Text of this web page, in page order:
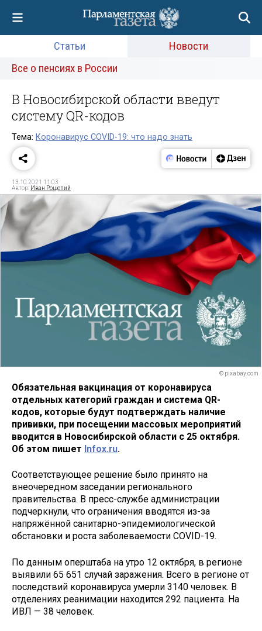
Статьи
Новости
Все о пенсиях в России
В Новосибирской области введут
систему QR-кодов
Тема: Коронавирус COVID-19: что надо знать
13.10.2021 11:03
Автор: Иван Рощепий
© pixabay.com
Обязательная вакцинация от коронавируса
отдельных категорий граждан и система QR-
кодов, которые будут подтверждать наличие
прививки, при посещении массовых мероприятий
вводится в Новосибирской области с 25 октября.
Об этом пишет Infox.ru.
Соответствующее решение было принято на
внеочередном заседании регионального
правительства. В пресс-службе администрации
подчеркнули, что ограничения вводятся из-за
напряжённой санитарно-эпидемиологической
обстановки и роста заболеваемости COVID-19.
По данным оперштаба на утро 12 октября, в регионе
выявили 65 651 случай заражения. Всего в регионе от
последствий коронавируса умерли 3140 человек. В
отделениях реанимации находится 292 пациента. На
ИВЛ — 38 человек.